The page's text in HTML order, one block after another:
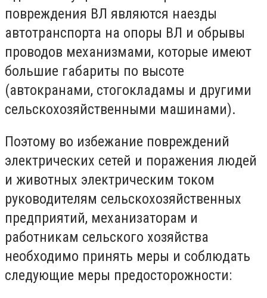
повреждения ВЛ являются наезды
автотранспорта на опоры ВЛ и обрывы
проводов механизмами, которые имеют
большие габариты по высоте
(автокранами, стогокладамы и другими
сельскохозяйственными машинами).
Поэтому во избежание повреждений
электрических сетей и поражения людей
и животных электрическим током
руководителям сельскохозяйственных
предприятий, механизаторам и
работникам сельского хозяйства
необходимо принять меры и соблюдать
следующие меры предосторожности: